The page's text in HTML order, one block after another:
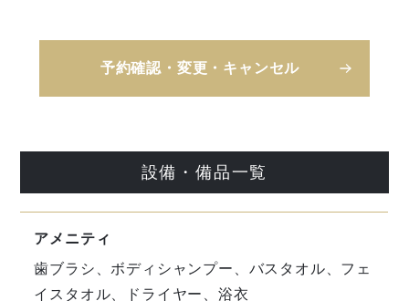
予約確認・変更・キャンセル
設備・備品一覧
アメニティ
歯ブラシ、ボディシャンプー、バスタオル、フェ
イスタオル、ドライヤー、浴衣